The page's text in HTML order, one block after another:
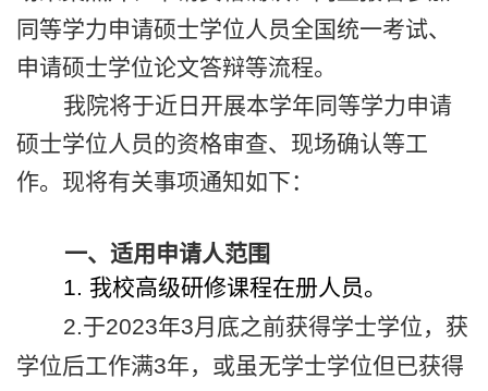
同等学力申请硕士学位人员全国统一考试、
申请硕士学位论文答辩等流程。
我院将于近日开展本学年同等学力申请
硕士学位人员的资格审查、现场确认等工
作。现将有关事项通知如下：
一、适用申请人范围
1. 我校高级研修课程在册人员。
2.于2023年3月底之前获得学士学位，获
学位后工作满3年，或虽无学士学位但已获得